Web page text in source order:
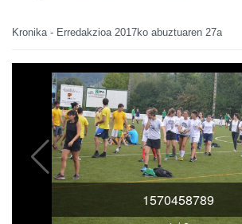
Kronika - Erredakzioa 2017ko abuztuaren 27a